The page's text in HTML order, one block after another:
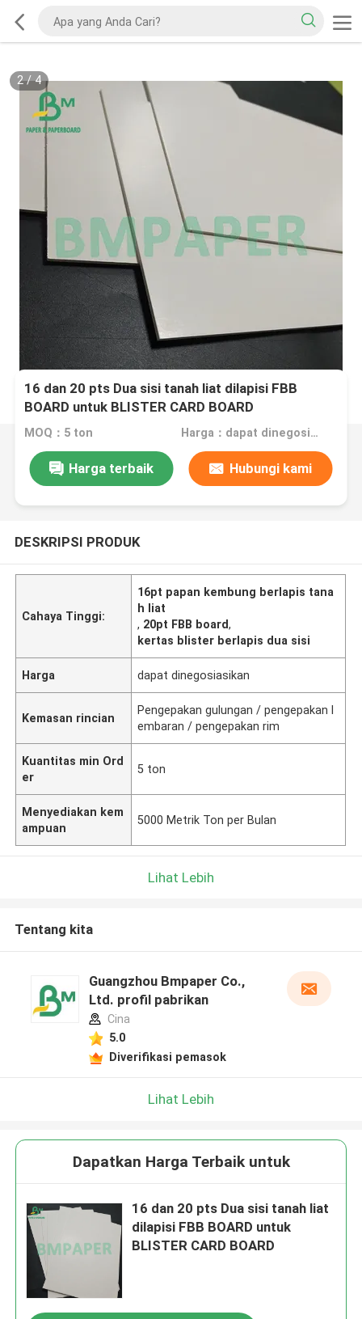
2/4
16 dan 20 pts Dua sisi tanah liat dilapisi FBB
BOARD untuk BLISTER CARD BOARD
MOQ：5 ton Harga：dapat dinegosiasikan
Harga terbaik Hubungi kami
DESKRIPSI PRODUK
Cahaya Tinggi:
16pt papan kembung berlapis tana
h liat
, 20pt FBB board,
kertas blister berlapis dua sisi
Harga dapat dinegosiasikan
Kemasan rincian
Pengepakan gulungan / pengepakan l
embaran / pengepakan rim
Kuantitas min Ord
er
5 ton
Menyediakan kem
ampuan
5000 Metrik Ton per Bulan
Lihat Lebih
Tentang kita
Guangzhou Bmpaper Co.,
Ltd. profil pabrikan
Cina
5.0
Diverifikasi pemasok
Lihat Lebih
Dapatkan Harga Terbaik untuk
16 dan 20 pts Dua sisi tanah liat
dilapisi FBB BOARD untuk
BLISTER CARD BOARD